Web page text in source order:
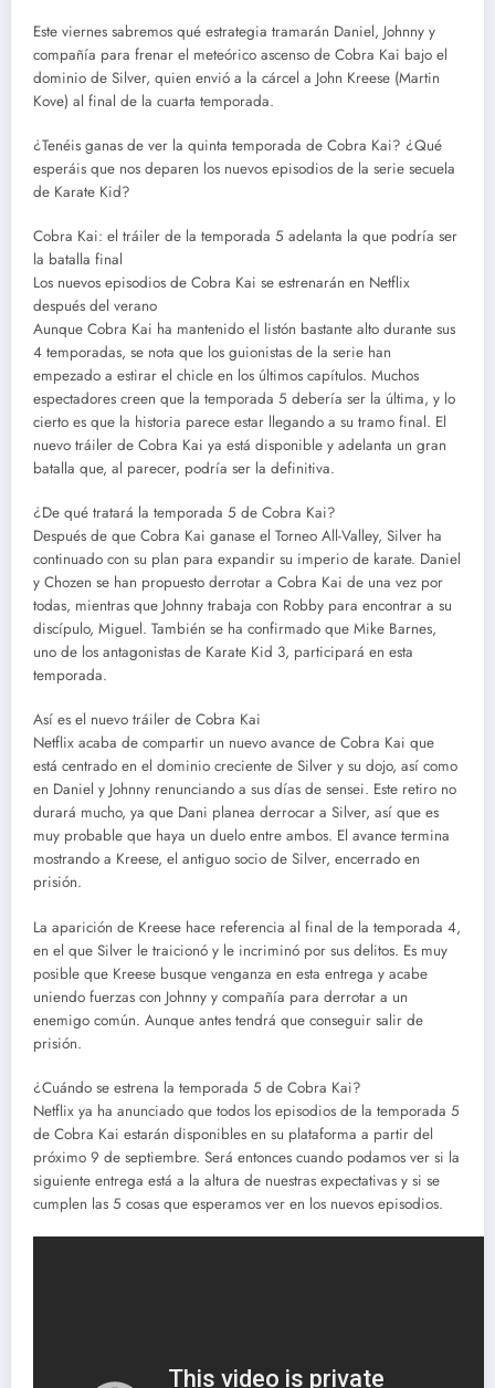
Este viernes sabremos qué estrategia tramarán Daniel, Johnny y
compañía para frenar el meteórico ascenso de Cobra Kai bajo el
dominio de Silver, quien envió a la cárcel a John Kreese (Martin
Kove) al final de la cuarta temporada.
¿Tenéis ganas de ver la quinta temporada de Cobra Kai? ¿Qué
esperáis que nos deparen los nuevos episodios de la serie secuela
de Karate Kid?
Cobra Kai: el tráiler de la temporada 5 adelanta la que podría ser
la batalla final
Los nuevos episodios de Cobra Kai se estrenarán en Netflix
después del verano
Aunque Cobra Kai ha mantenido el listón bastante alto durante sus
4 temporadas, se nota que los guionistas de la serie han
empezado a estirar el chicle en los últimos capítulos. Muchos
espectadores creen que la temporada 5 debería ser la última, y lo
cierto es que la historia parece estar llegando a su tramo final. El
nuevo tráiler de Cobra Kai ya está disponible y adelanta un gran
batalla que, al parecer, podría ser la definitiva.
¿De qué tratará la temporada 5 de Cobra Kai?
Después de que Cobra Kai ganase el Torneo All-Valley, Silver ha
continuado con su plan para expandir su imperio de karate. Daniel
y Chozen se han propuesto derrotar a Cobra Kai de una vez por
todas, mientras que Johnny trabaja con Robby para encontrar a su
discípulo, Miguel. También se ha confirmado que Mike Barnes,
uno de los antagonistas de Karate Kid 3, participará en esta
temporada.
Así es el nuevo tráiler de Cobra Kai
Netflix acaba de compartir un nuevo avance de Cobra Kai que
está centrado en el dominio creciente de Silver y su dojo, así como
en Daniel y Johnny renunciando a sus días de sensei. Este retiro no
durará mucho, ya que Dani planea derrocar a Silver, así que es
muy probable que haya un duelo entre ambos. El avance termina
mostrando a Kreese, el antiguo socio de Silver, encerrado en
prisión.
La aparición de Kreese hace referencia al final de la temporada 4,
en el que Silver le traicionó y le incriminó por sus delitos. Es muy
posible que Kreese busque venganza en esta entrega y acabe
uniendo fuerzas con Johnny y compañía para derrotar a un
enemigo común. Aunque antes tendrá que conseguir salir de
prisión.
¿Cuándo se estrena la temporada 5 de Cobra Kai?
Netflix ya ha anunciado que todos los episodios de la temporada 5
de Cobra Kai estarán disponibles en su plataforma a partir del
próximo 9 de septiembre. Será entonces cuando podamos ver si la
siguiente entrega está a la altura de nuestras expectativas y si se
cumplen las 5 cosas que esperamos ver en los nuevos episodios.